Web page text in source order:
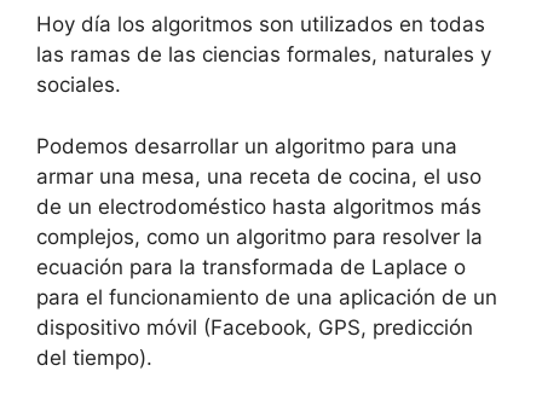
Hoy día los algoritmos son utilizados en todas
las ramas de las ciencias formales, naturales y
sociales.
Podemos desarrollar un algoritmo para una
armar una mesa, una receta de cocina, el uso
de un electrodoméstico hasta algoritmos más
complejos, como un algoritmo para resolver la
ecuación para la transformada de Laplace o
para el funcionamiento de una aplicación de un
dispositivo móvil (Facebook, GPS, predicción
del tiempo).